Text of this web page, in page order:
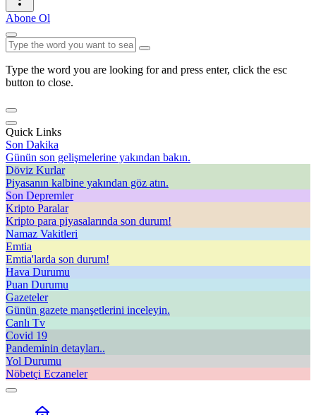
Abone Ol
Type the word you are looking for and press enter, click the esc
button to close.
Quick Links
Son Dakika
Günün son gelişmelerine yakından bakın.
Döviz Kurlar
Piyasanın kalbine yakından göz atın.
Son Depremler
Kripto Paralar
Kripto para piyasalarında son durum!
Namaz Vakitleri
Emtia
Emtia'larda son durum!
Hava Durumu
Puan Durumu
Gazeteler
Günün gazete manşetlerini inceleyin.
Canlı Tv
Covid 19
Pandeminin detayları..
Yol Durumu
Nöbetçi Eczaneler